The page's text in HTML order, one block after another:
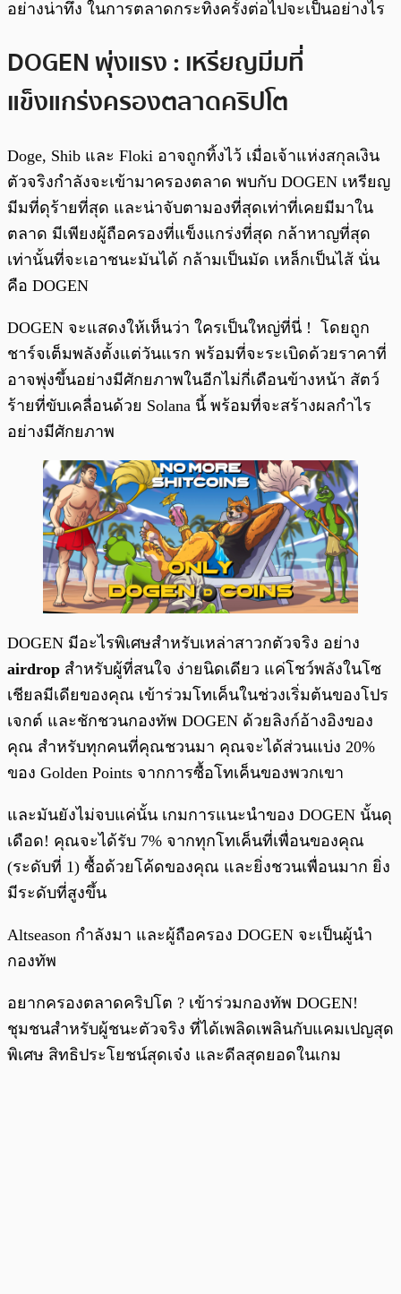
อย่างน่าทึ่ง ในการตลาดกระทิงครั้งต่อไปจะเป็นอย่างไร
DOGEN พุ่งแรง : เหรียญมีมที่
แข็งแกร่งครองตลาดคริปโต
Doge, Shib และ Floki อาจถูกทิ้งไว้ เมื่อเจ้าแห่งสกุลเงิน
ตัวจริงกำลังจะเข้ามาครองตลาด พบกับ DOGEN เหรียญ
มีมที่ดุร้ายที่สุด และน่าจับตามองที่สุดเท่าที่เคยมีมาใน
ตลาด มีเพียงผู้ถือครองที่แข็งแกร่งที่สุด กล้าหาญที่สุด
เท่านั้นที่จะเอาชนะมันได้ กล้ามเป็นมัด เหล็กเป็นไส้ นั่น
คือ DOGEN
DOGEN จะแสดงให้เห็นว่า ใครเป็นใหญ่ที่นี่ ! โดยถูก
ชาร์จเต็มพลังตั้งแต่วันแรก พร้อมที่จะระเบิดด้วยราคาที่
อาจพุ่งขึ้นอย่างมีศักยภาพในอีกไม่กี่เดือนข้างหน้า สัตว์
ร้ายที่ขับเคลื่อนด้วย Solana นี้ พร้อมที่จะสร้างผลกำไร
อย่างมีศักยภาพ
DOGEN มีอะไรพิเศษสำหรับเหล่าสาวกตัวจริง อย่าง
airdrop สำหรับผู้ที่สนใจ ง่ายนิดเดียว แค่โชว์พลังในโซ
เชียลมีเดียของคุณ เข้าร่วมโทเค็นในช่วงเริ่มต้นของโปร
เจกต​์ และชักชวนกองทัพ DOGEN ด้วยลิงก์อ้างอิงของ
คุณ สำหรับทุกคนที่คุณชวนมา คุณจะได้ส่วนแบ่ง 20%
ของ Golden Points จากการซื้อโทเค็นของพวกเขา
และมันยังไม่จบแค่นั้น เกมการแนะนำของ DOGEN นั้นดุ
เดือด! คุณจะได้รับ 7% จากทุกโทเค็นที่เพื่อนของคุณ
(ระดับที่ 1) ซื้อด้วยโค้ดของคุณ และยิ่งชวนเพื่อนมาก ยิ่ง
มีระดับที่สูงขึ้น
Altseason กำลังมา และผู้ถือครอง DOGEN จะเป็นผู้นำ
กองทัพ
อยากครองตลาดคริปโต ? เข้าร่วมกองทัพ DOGEN!
ชุมชนสำหรับผู้ชนะตัวจริง ที่ได้เพลิดเพลินกับแคมเปญสุด
พิเศษ สิทธิประโยชน์สุดเจ๋ง และดีลสุดยอดในเกม